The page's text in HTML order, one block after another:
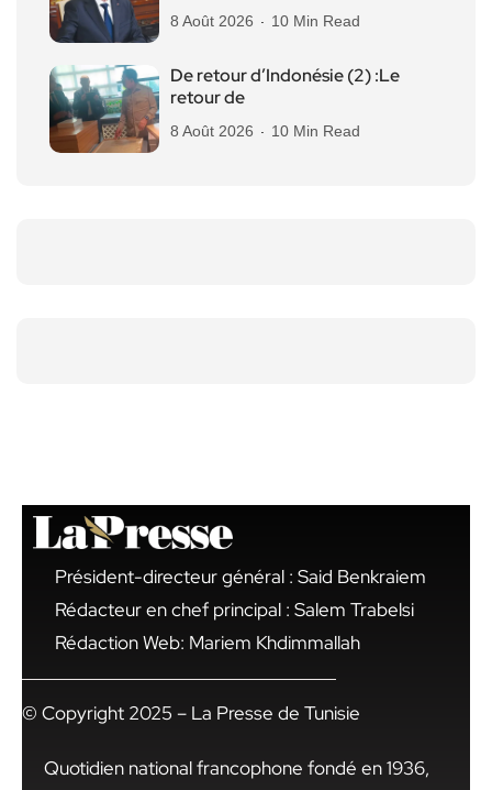
8 Août 2026 10 Min Read
De retour d’Indonésie (2) :Le
retour de
8 Août 2026 10 Min Read
Président-directeur général : Said Benkraiem
Rédacteur en chef principal : Salem Trabelsi
Rédaction Web: Mariem Khdimmallah
© Copyright 2025 – La Presse de Tunisie
Quotidien national francophone fondé en 1936,